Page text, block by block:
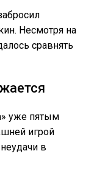
Несмотря на
сравнять
уже пятым
игрой
в